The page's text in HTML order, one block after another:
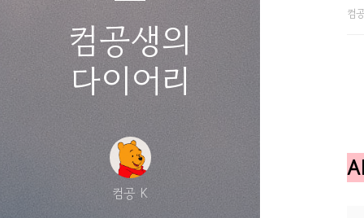
컴공생의
다이어리
컴공 K
컴